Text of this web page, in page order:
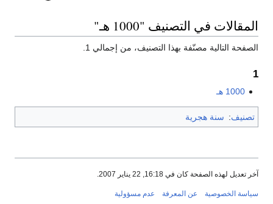
المقالات في التصنيف "1000 هـ"
الصفحة التالية مصنّفة بهذا التصنيف، من إجمالي 1.
1
1000 هـ
تصنيف: سنة هجرية
آخر تعديل لهذه الصفحة كان في 16:18, 22 يناير 2007.
سياسة الخصوصية عن المعرفة عدم مسؤولية